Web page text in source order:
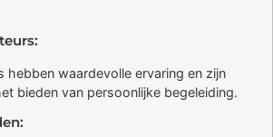
hebben waardevolle ervaring en zijn
bieden van persoonlijke begeleiding.